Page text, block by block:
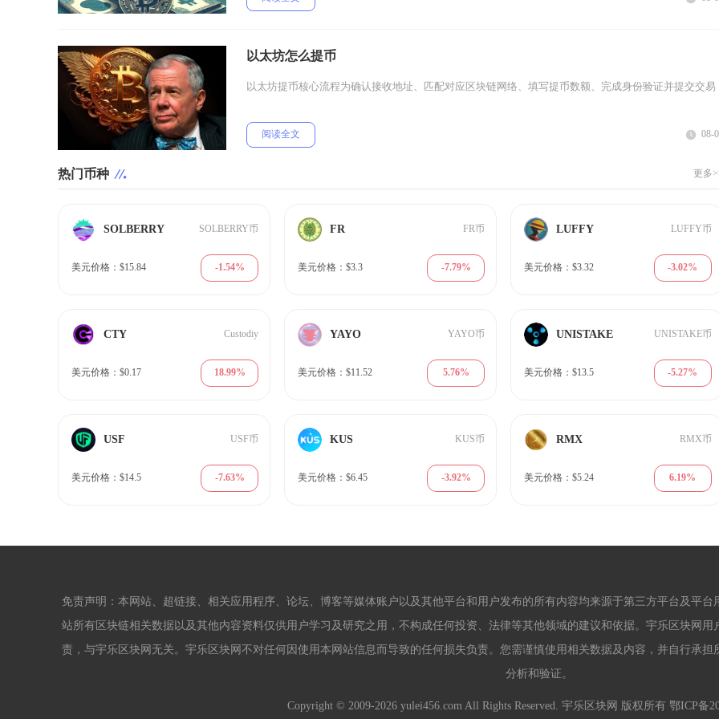
以太坊怎么提币
以太坊提币核心流程为确认接收地址、匹配对应区块链网络、填写提币数额、完成身份验证并提交交易
阅读全文 08-
热门币种 更多
SOLBERRY SOLBERRY币
美元价格：$15.84 -1.54%
FR FR币
美元价格：$3.3 -7.79%
LUFFY LUFFY币
美元价格：$3.32 -3.02%
CTY Custodiy
美元价格：$0.17 18.99%
YAYO YAYO币
美元价格：$11.52 5.76%
UNISTAKE UNISTAKE币
美元价格：$13.5 -5.27%
USF USF币
美元价格：$14.5 -7.63%
KUS KUS币
美元价格：$6.45 -3.92%
RMX RMX币
美元价格：$5.24 6.19%
免责声明：本网站、超链接、相关应用程序、论坛、博客等媒体账户以及其他平台和用户发布的所有内容均来源于第三方平台及平
站所有区块链相关数据以及其他内容资料仅供用户学习及研究之用，不构成任何投资、法律等其他领域的建议和依据。宇乐区块网
责，与宇乐区块网无关。宇乐区块网不对任何因使用本网站信息而导致的任何损失负责。您需谨慎使用相关数据及内容，并自行承
分析和验证。
Copyright © 2009-2026 yulei456.com All Rights Reserved. 宇乐区块网 版权所有 鄂ICP备